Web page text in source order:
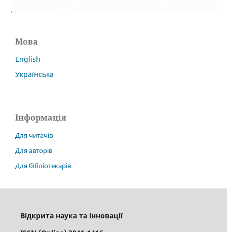
Мова
English
Українська
Інформація
Для читачів
Для авторів
Для бібліотекарів
Відкрита наука та інновації